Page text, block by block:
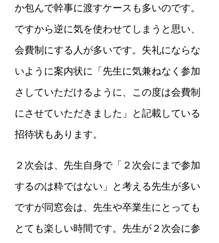
か包んで幹事に渡すケースも多いのです。
ですから逆に気を使わせてしまうと思い、
会費制にする人が多いです。失礼にならな
いように案内状に「先生に気兼ねなく参加
さしていただけるように、この度は会費制
にさせていただきました」と記載している
招待状もあります。
２次会は、先生自身で「２次会にまで参加
するのは粋ではない」と考える先生が多い
ですが同窓会は、先生や卒業生にとっても
とても楽しい時間です。先生が２次会に参